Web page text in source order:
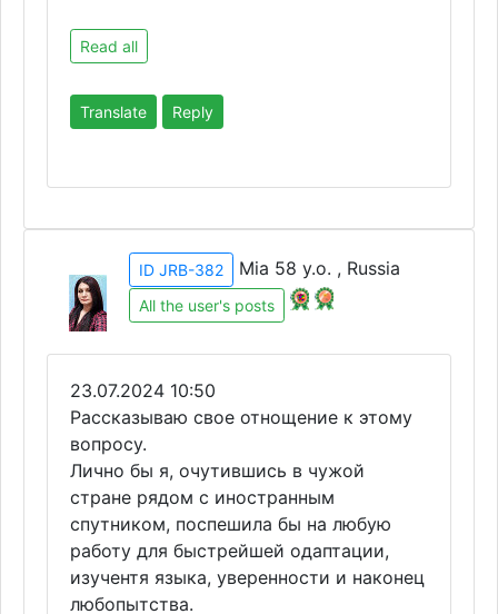
Read all
Translate Reply
ID JRB-382 Mia 58 y.o. , Russia
All the user's posts
23.07.2024 10:50
Рассказываю свое отнощение к этому
вопросу.
Лично бы я, очутившись в чужой
стране рядом с иностранным
спутником, поспешила бы на любую
работу для быстрейшей одаптации,
изучентя языка, уверенности и наконец
любопытства.